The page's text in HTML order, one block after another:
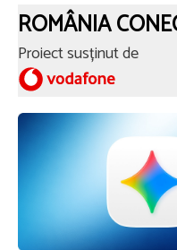
ROMÂNIA
Proiect susținut de